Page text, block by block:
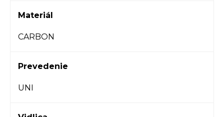
Materiál
CARBON
Prevedenie
UNI